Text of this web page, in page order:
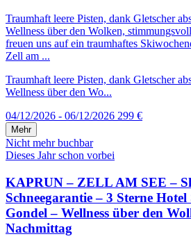
Traumhaft leere Pisten, dank Gletscher
Wellness über den Wolken,
freuen uns auf ein traumhaftes
Zell am ...
Traumhaft leere Pisten, dank Gletscher
Wellness über den Wo...
04/12/2026 - 06/12/2026 299 €
Mehr
Nicht mehr buchbar
Dieses Jahr schon vorbei
KAPRUN – ZELL AM SEE –
Schneegarantie – 3 Sterne
Gondel – Wellness über den
Nachmittag